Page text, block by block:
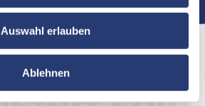
Auswahl erlauben
Ablehnen